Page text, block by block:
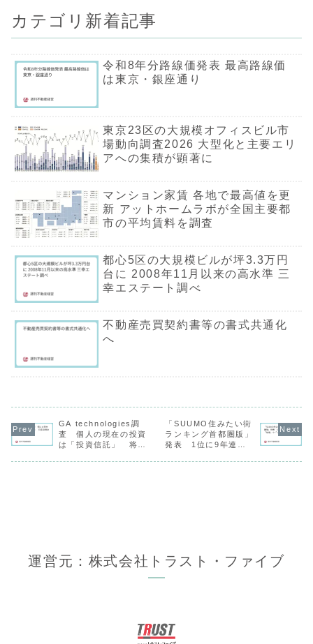
カテゴリ新着記事
令和8年分路線価発表 最高路線価
は東京・銀座通り
東京23区の大規模オフィスビル市
場動向調査2026 大型化と主要エリ
アへの集積が顕著に
マンション家賃 各地で最高値を更
新 アットホームラボが全国主要都
市の平均賃料を調査
都心5区の大規模ビルが坪3.3万円
台に 2008年11月以来の高水準 三
幸エステート調べ
不動産売買契約書等の書式共通化
へ
GA technologies調
査 個人の現在の投資
は「投資信託」 将来
「SUUMO住みたい街
ランキング首都圏版」
発表 1位に9年連続
運営元：株式会社トラスト・ファイブ